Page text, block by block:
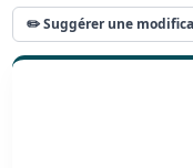
✏️ Suggérer une